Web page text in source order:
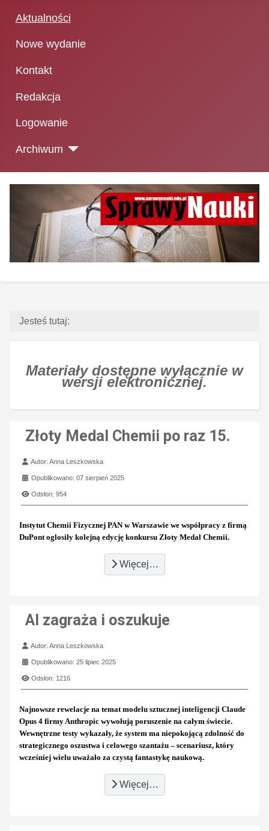
Aktualności
Nowe wydanie
Kontakt
Redakcja
Logowanie
Archiwum
Jesteś tutaj:
Materiały dostępne wyłącznie w
wersji elektronicznej.
Złoty Medal Chemii po raz 15.
Szczegóły
Autor:Anna Leszkowska
Opublikowano: 07 sierpień 2025
Odsłon: 954
Instytut Chemii Fizycznej PAN w Warszawie we współpracy z firmą
DuPont oglosiły kolejną edycję konkursu Złoty Medal Chemii.
Więcej…
AI zagraża i oszukuje
Szczegóły
Autor:Anna Leszkowska
Opublikowano: 25 lipiec 2025
Odsłon: 1216
Najnowsze rewelacje na temat modelu sztucznej inteligencji Claude
Opus 4 firmy Anthropic wywołują poruszenie na całym świecie.
Wewnętrzne testy wykazały, że system ma niepokojącą zdolność do
strategicznego oszustwa i celowego szantażu – scenariusz, który
wcześniej wielu uważało za czystą fantastykę naukową.
Więcej…